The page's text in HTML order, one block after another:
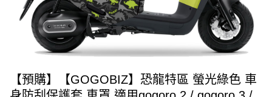
【預購】【GOGOBIZ】恐龍特區 螢光綠色 車